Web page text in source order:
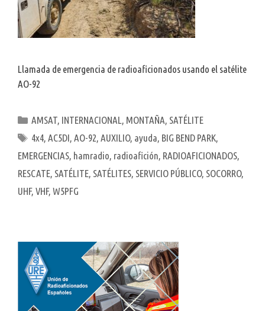
Llamada de emergencia de radioaficionados usando el satélite
AO-92
Categorías
AMSAT INTERNACIONAL MONTAÑA SATÉLITE
Etiquetas
4x4 AC5DI AO-92 AUXILIO, ayuda BIG BEND PARK
EMERGENCIAS hamradio radioafición RADIOAFICIONADOS
RESCATE SATÉLITE SATÉLITES SERVICIO PÚBLICO, SOCORRO,
UHF, VHF, W5PFG